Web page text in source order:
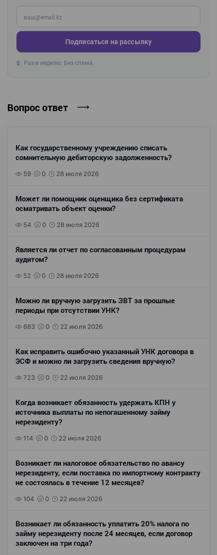
Введите ваш e-mail
Подписаться на рассылку
🔒 Раз в неделю. Без спама.
Вопрос ответ
Как государственному учреждению списать
сомнительную дебиторскую задолженность?
59 0 28 июля 2026
Может ли помощник оценщика без сертификата
осматривать объект оценки?
54 0 28 июля 2026
Является ли отчет по согласованным процедурам
аудитом?
52 0 28 июля 2026
Можно ли вручную загрузить ЗВТ за прошлые
периоды при отсутствии УНК?
683 0 22 июля 2026
Как исправить ошибочно указанный УНК договора в
ЭСФ и можно ли загрузить сведения вручную?
723 0 22 июля 2026
Когда возникает обязанность удержать КПН у
источника выплаты по непогашенному займу
нерезиденту?
114 0 22 июля 2026
Возникает ли налоговое обязательство по авансу
нерезиденту, если поставка по импортному контракту
не состоялась в течение 12 месяцев?
104 0 22 июля 2026
Возникает ли обязанность уплатить 20% налога по
займу нерезиденту после 24 месяцев, если договор
заключен на три года?